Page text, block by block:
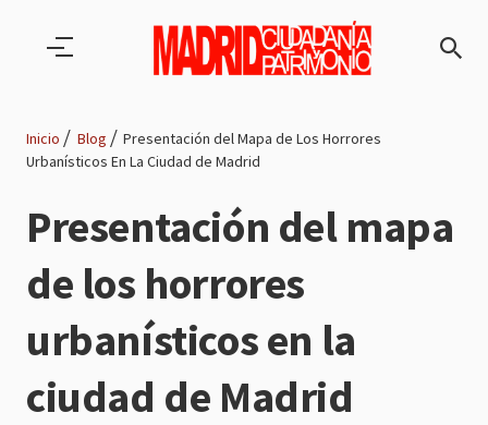
de
navegación
Inicio Blog
Presentación del Mapa de Los Horrores
Urbanísticos En La Ciudad de Madrid
Presentación del mapa
de los horrores
urbanísticos en la
ciudad de Madrid